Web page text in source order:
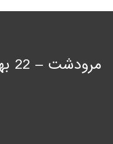
مرودشت – 22 بهمن شمالی